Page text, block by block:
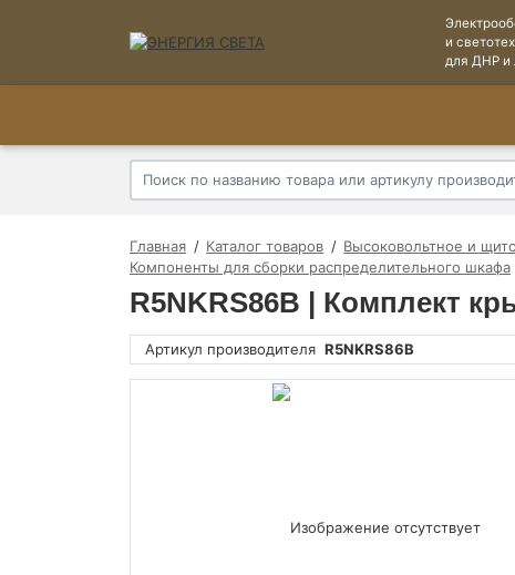
и
для ДНР и
Главная Каталог товаров Высоковольтное и
Компоненты для сборки распределительного шкафа
R5NKRS86B | Комплект
Артикул производителя R5NKRS86B